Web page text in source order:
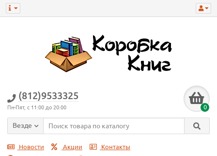
(812)9533325
Пн-Пят, с 11:00 до 20:00 0
Везде
Новости Акции
Контакты